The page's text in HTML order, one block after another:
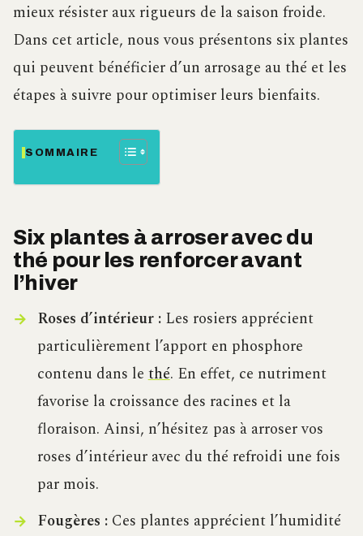
mieux résister aux rigueurs de la saison froide.
Dans cet article, nous vous présentons six plantes
qui peuvent bénéficier d’un arrosage au thé et les
étapes à suivre pour optimiser leurs bienfaits.
SOMMAIRE
Six plantes à arroser avec du
thé pour les renforcer avant
l’hiver
Roses d’intérieur :Les rosiers apprécient
particulièrement l’apport en phosphore
contenu dans lethé. En effet, ce nutriment
favorise la croissance des racines et la
floraison. Ainsi, n’hésitez pas à arroser vos
roses d’intérieur avec du thé refroidi une fois
par mois.
Fougères :Ces plantes apprécient l’humidité